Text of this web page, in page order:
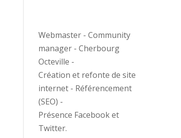
Webmaster - Community
manager - Cherbourg
Octeville -
Création et refonte de site
internet - Référencement
(SEO) -
Présence Facebook et
Twitter.